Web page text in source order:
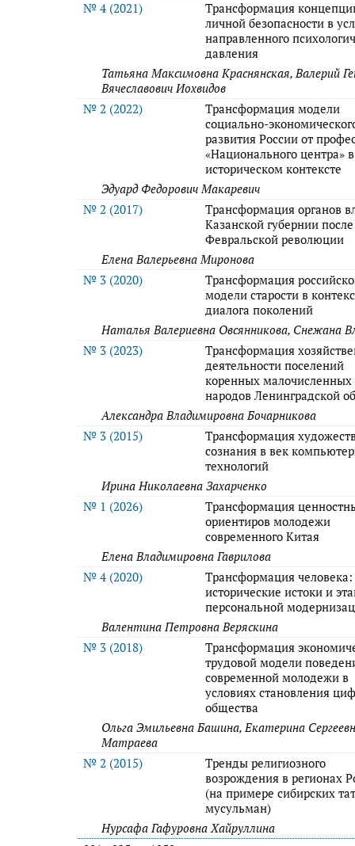
№ 4 (2021)
Трансформация
личной безопасности в
направленного
давления
Татьяна Максимовна Краснянская, Валерий
Вячеславович Иохвидов
№ 2 (2022)
Трансформация модели
социально-
развития России от
«Национального центра» в
историческом контексте
Эдуард Федорович Макаревич
№ 2 (2017)
Трансформация органов
Казанской губернии после
Февральской революции
Елена Валерьевна Миронова
№ 3 (2020)
Трансформация
модели старости в
диалога поколений
Наталья Валериевна Овсянникова, Снежана
№ 3 (2023)
Трансформация
деятельности поселений
коренных малочисленных
народов Ленинградской
Александра Владимировна Бочарникова
№ 3 (2015)
Трансформация
сознания в век
технологий
Ирина Николаевна Захарченко
№ 1 (2026)
Трансформация
ориентиров молодежи
современного Китая
Елена Владимировна Гаврилова
№ 4 (2020)
Трансформация человека:
исторические истоки и
персональной
Валентина Петровна Веряскина
№ 3 (2018)
Трансформация
трудовой модели
современной молодежи в
условиях становления
общества
Ольга Эмильевна Башина, Екатерина
Матраева
№ 2 (2015)
Тренды религиозного
возрождения в регионах
(на примере сибирских
мусульман)
Нурсафа Гафуровна Хайруллина